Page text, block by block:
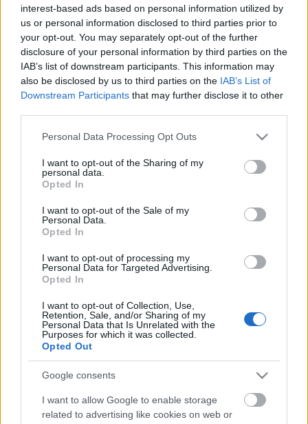
interest-based ads based on personal information utilized by
us or personal information disclosed to third parties prior to
your opt-out. You may separately opt-out of the further
disclosure of your personal information by third parties on the
IAB’s list of downstream participants. This information may
also be disclosed by us to third parties on the IAB’s List of
Downstream Participants that may further disclose it to other
Please note that this website/app uses one or more Google
not limited to your visit or usage behaviour. You may click to
grant or deny consent to Google and its third-party tags to
use your data for below specified purposes in below Google
consent section.
Personal Data Processing Opt Outs
I want to opt-out of the Sharing of my
personal data.
Opted In
I want to opt-out of the Sale of my
Personal Data.
Opted In
I want to opt-out of processing my
Personal Data for Targeted Advertising.
Opted In
I want to opt-out of Collection, Use,
Retention, Sale, and/or Sharing of my
Personal Data that Is Unrelated with the
Purposes for which it was collected.
Opted Out
Google consents
I want to allow Google to enable storage
related to advertising like cookies on web or
Björk kedvenc indonéz gabbereivel
jön október elején az UH Fest – Itt a
teljes program!
srecorder•2023. szeptember 20.
Jönnek a kísérleti színtér nemzetközi hálózatának
izgalmas, fontos vagy épp felfedeznivaló alakjai,
azaz jön a kalandvágyó és szabad zenék egyhetes
budapesti ünnepe, az UH Fest. 35 fellépő 23
országból Budapest öt helyszínén október 2. és 8.
között: a Trafóban, a Turbinában, a Gólyában, a
Három…